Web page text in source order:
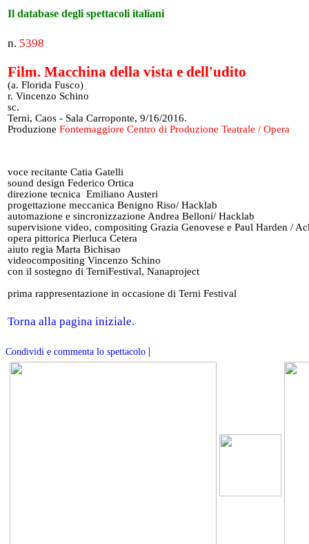
Il database degli spettacoli italiani
n. 5398
Film. Macchina della vista e dell'udito
(a. Florida Fusco)
r. Vincenzo Schino
sc.
Terni, Caos - Sala Carroponte, 9/16/2016.
Produzione Fontemaggiore Centro di Produzione Teatrale / Opera
voce recitante Catia Gatelli
sound design Federico Ortica
direzione tecnica Emiliano Austeri
progettazione meccanica Benigno Riso/ Hacklab
automazione e sincronizzazione Andrea Belloni/ Hacklab
supervisione video, compositing Grazia Genovese e Paul Harden /
opera pittorica Pierluca Cetera
aiuto regia Marta Bichisao
videocompositing Vincenzo Schino
con il sostegno di TerniFestival, Nanaproject
prima rappresentazione in occasione di Terni Festival
Torna alla pagina iniziale.
Condividi e commenta lo spettacolo |